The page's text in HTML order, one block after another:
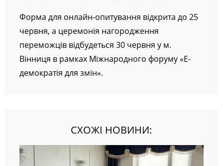
Форма для онлайн-опитування відкрита до 25
червня, а церемонія нагородження
переможців відбудеться 30 червня у м.
Вінниця в рамках Міжнародного форуму «Е-